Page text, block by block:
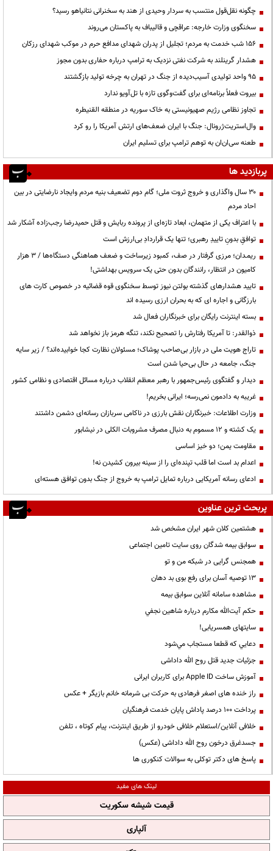
چگونه نقل‌قول منتسب به سردار وحیدی از هند به سخنرانی نتانیاهو رسید؟
سخنگوی وزارت خارجه: عراقچی و قالیباف به پاکستان می‌روند
۱۵۶ شب خدمت به مردم؛ تجلیل از پدران شهدای مدافع حرم در موکب شهدای رزکان
هشدار گرینلند به شرکت نفتی نزدیک به ترامپ درباره حفاری بدون مجوز
95 واحد تولیدی آسیب‌دیده از جنگ در تهران به چرخه تولید بازگشتند
بیروت فعلاً برنامه‌ای برای گفت‌وگوی تازه با تل‌آویو ندارد
تجاوز نظامی رژیم صهیونیستی به خاک سوریه در منطقه القنیطره
وال‌استریت‌ژرونال: جنگ با ایران ضعف‌های ارتش آمریکا را رو کرد
طعنه سی‌ان‌ان به توهم ترامپ برای تسلیم ایران
پربازدید ها
۳۰ سال واگذاری و خروج ثروت ملی؛ گام دوم تضعیف بنیه مردم وایجاد نارضایتی در بین
احاد مردم
با اعتراف یکی از متهمان، ابعاد تازه‌ای از پرونده ربایش و قتل حمیدرضا رجب‌زاده آشکار شد
توافقِ بدونِ تاییدِ رهبری؛ تنها یک قراردادِ بی‌ارزش است
ریمـدان؛ مرزی گرفتار در صف، کمبود زیرساخت و ضعف هماهنگی دستگاه‌ها / ۳ هزار
کامیون در انتظار، رانندگان بدون حتی یک سرویس بهداشتی!
تایید هشدارهای گذشته بولتن نیوز توسط سخنگوی قوه قضائیه در خصوص کارت های
بارزگانی و اجاره ای که به بحران ارزی رسیده اند
بسته اینترنت رایگان برای خبرنگاران فعال شد
ذوالقدر: تا آمریکا رفتارش را تصحیح نکند، تنگه هرمز باز نخواهد شد
تاراج هویت ملی در بازار بی‌صاحب پوشاک؛ مسئولان نظارت کجا خوابیده‌اند؟ / زیر سایه
جنگ، جامعه در حال بی‌حیا شدن است
دیدار و گفتگوی رئیس‌جمهور با رهبر معظم انقلاب درباره مسائل اقتصادی و نظامی کشور
غریبه به دادمون نمی‌رسه؛ ایرانی بخریم!
وزارت اطلاعات: خبرنگاران نقش بارزی در ناکامی سربازان رسانه‌ای دشمن داشتند
یک کشته و ۱۲ مسموم به دنبال مصرف مشروبات الکلی در نیشابور
مقاومت یمن؛ دو خیز اساسی
اعدام بد است اما قلب تپنده‌ای را از سینه بیرون کشیدن نه!
ادعای رسانه آمریکایی درباره تمایل ترامپ به خروج از جنگ بدون توافق هسته‌ای
پربحث ترین عناوین
هشتمین کلان شهر ایران مشخص شد
سوابق بیمه شدگان روی سایت تامین اجتماعی
همجنس گرایی در شبکه من و تو
13 توصیه آسان برای رفع بوی بد دهان
مشاهده سامانه آنلاين سوابق بیمه
حكم آيت‌الله مكارم درباره شاهين نجفي
سایتهای همسریابی!
دعايي كه قطعا مستجاب مي‌شود
جزئیات جدید قتل روح الله داداشی
آموزش ساخت Apple ID برای کاربران ایرانی
راز خنده های اصغر فرهادی به حرکت بی شرمانه خانم بازیگر + عکس
پرداخت ۱۰۰ درصد پاداش پایان خدمت فرهنگیان
خلافی آنلاین/استعلام خلافی خودرو از طریق اینترنت، پیام کوتاه ، تلفن
جسدغرق درخون روح الله داداشی (عکس)
پاسخ های دکتر توکلی به سوالات کنکوری ها
لینک های مفید
قیمت شیشه سکوریت
آلپاری